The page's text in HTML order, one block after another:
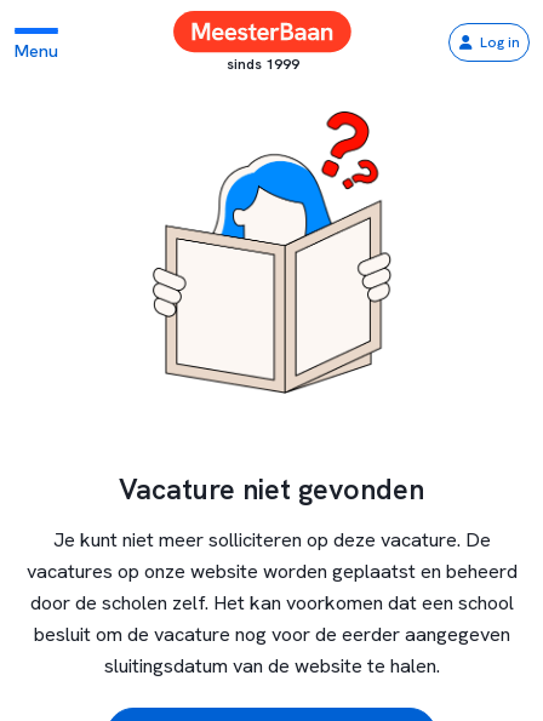
Menu
sinds 1999
Log in
Vacature niet gevonden
Je kunt niet meer solliciteren op deze vacature. De
vacatures op onze website worden geplaatst en beheerd
door de scholen zelf. Het kan voorkomen dat een school
besluit om de vacature nog voor de eerder aangegeven
sluitingsdatum van de website te halen.